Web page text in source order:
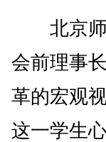
北京师
会前理事
革的宏观
这一学生